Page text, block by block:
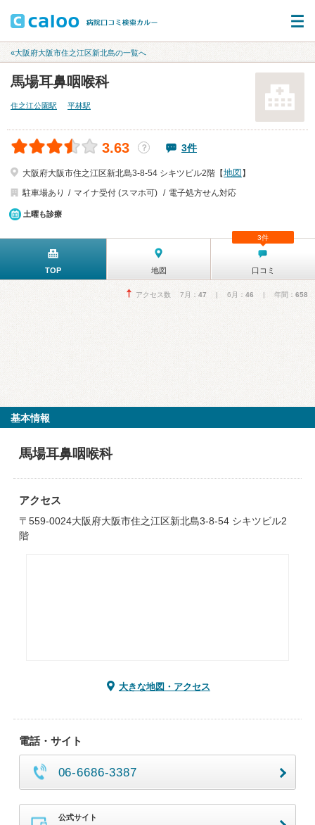
«大阪府大阪市住之江区新北島の一覧へ
馬場耳鼻咽喉科
住之江公園駅 平林駅
3.63 ？ 3件
大阪府大阪市住之江区新北島3-8-54 シキツビル2階【地図 】
駐車場あり
マイナ受付 (スマホ可) 電子処方せん対応
土曜も診療
TOP 地図 口コミ
3件
アクセス数 7月： 47 | 6月： 46 | 年間： 658
基本情報
馬場耳鼻咽喉科
アクセス
〒559-0024大阪府大阪市住之江区新北島3-8-54 シキツビル2
階
大きな地図・アクセス
電話・サイト
06-6686-3387
公式サイト